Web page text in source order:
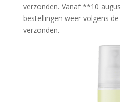
verzonden. Vanaf **10
bestellingen weer volgens
verzonden.